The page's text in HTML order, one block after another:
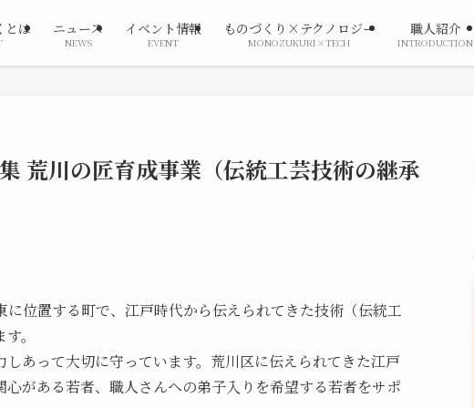
とは ニュース
NEWS
イベント情報
EVENT
ものづくり×テクノロジー
MONOZUKURI×TECH
職人紹介
INTRODUCTION
荒川の匠育成事業（伝統工芸技術の継承
位置する町で、江戸時代から伝えられてきた技術（伝統工
。
あって大切に守っています。荒川区に伝えられてきた江戸
がある若者、職人さんへの弟子入りを希望する若者をサポ